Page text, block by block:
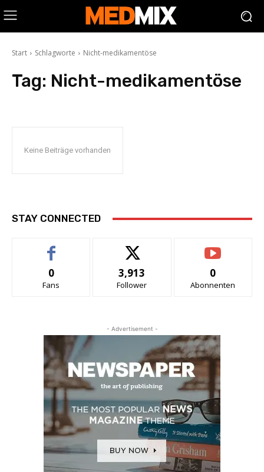
Start Schlagworte Nicht-medikamentöse
Tag: Nicht-medikamentöse
Keine Beiträge vorhanden
STAY CONNECTED
0
Fans
3,913
Follower
0
Abonnenten
- Advertisement -